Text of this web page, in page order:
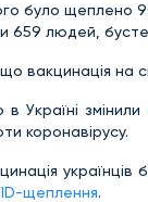
було
659 людей,
що вакцинація
Україні змінили
коронавірусу.
щеплення.